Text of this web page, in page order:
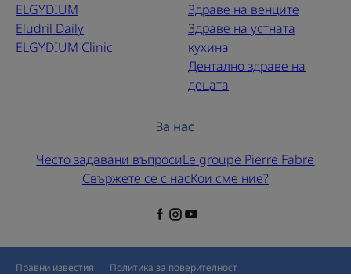
ELGYDIUM
Eludril Daily
ELGYDIUM Clinic
Здраве на венците
Здраве на устната
кухина
Дентално здраве на
децата
За нас
Често задавани въпросиLe groupe Pierre Fabre
Свържете се с насКои сме ние?
Правни известия Политика за поверителност